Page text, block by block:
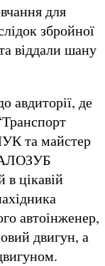
для
збройної
віддали шану
авдиторії, де
та майстер
в цікавій
автоінженер,
двигун, а